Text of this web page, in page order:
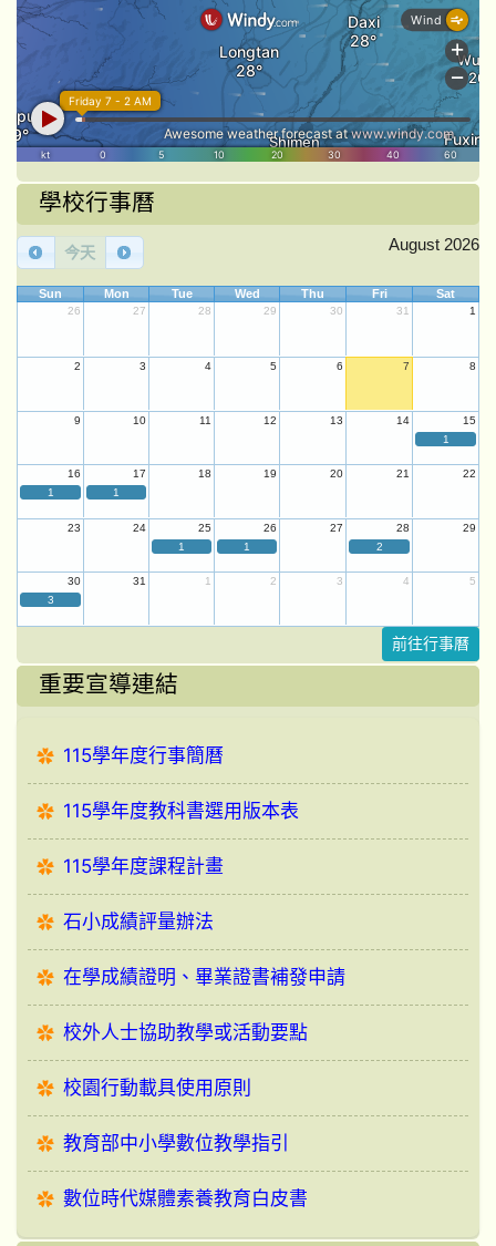
學校行事曆
今天 August 2026
Sun Mon Tue Wed Thu Fri Sat
26 27 28 29 30 31 1
2 3 4 5 6 7 8
9 10 11 12 13 14
15
1
16 17 18 19 20 21
22
1
1
23 24 25 26 27 28
29
1
1 2
30 31 1 2 3 4
5
3
前往行事曆
重要宣導連結
115學年度行事簡曆
115學年度教科書選用版本表
115學年度課程計畫
石小成績評量辦法
在學成績證明、畢業證書補發申請
校外人士協助教學或活動要點
校園行動載具使用原則
教育部中小學數位教學指引
數位時代媒體素養教育白皮書